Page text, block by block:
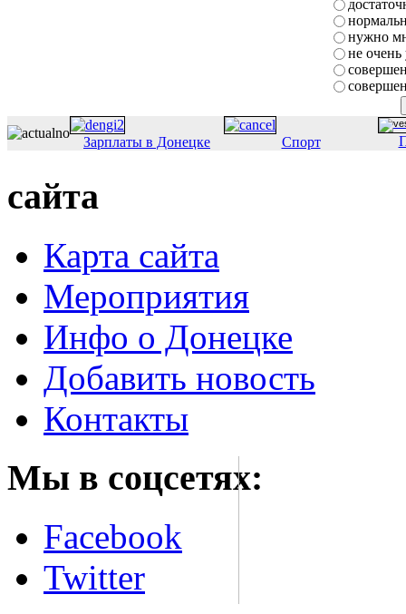
нужно
не очень
Зарплаты в Донецке Спорт
сайта
Карта сайта
Мероприятия
Инфо о Донецке
Добавить новость
Контакты
Мы в соцсетях:
Facebook
Twitter